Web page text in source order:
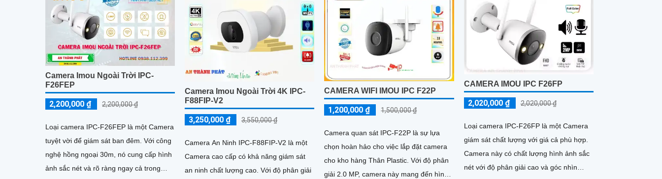
Camera Imou Ngoài Trời IPC-
F26FEP
2,200,000 ₫ 2,200,000 ₫
Loại camera IPC-F26FEP là một Camera
tuyệt vời để giám sát ban đêm. Với công
nghệ hồng ngoại 30m, nó cung cấp hình
ảnh sắc nét và rõ ràng ngay cả trong
Camera Imou Ngoài Trời 4K IPC-
F88FIP-V2
3,250,000 ₫ 3,550,000 ₫
Camera An Ninh IPC-F88FIP-V2 là một
Camera cao cấp có khả năng giám sát
an ninh chất lượng cao. Với độ phân giải
CAMERA WIFI IMOU IPC F22P
1,200,000 ₫ 1,500,000 ₫
Camera quan sát IPC-F22P là sự lựa
chọn hoàn hảo cho việc lắp đặt camera
cho kho hàng Thân Plastic. Với độ phân
giải 2.0 MP, camera này mang đến hình
CAMERA IMOU IPC F26FP
2,020,000 ₫ 2,020,000 ₫
Loại camera IPC-F26FP là một Camera
giám sát chất lượng với giá cả phù hợp.
Camera này có chất lượng hình ảnh sắc
nét với độ phân giải cao và góc nhìn